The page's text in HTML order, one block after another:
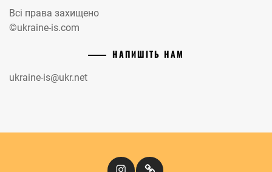
Всі права захищено
©ukraine-is.com
НАПИШІТЬ НАМ
ukraine-is@ukr.net
InstagramКіномандри